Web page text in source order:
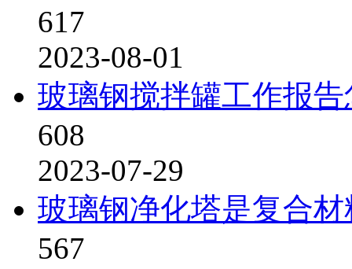
617
2023-08-01
玻璃钢搅拌罐工作报
608
2023-07-29
玻璃钢净化塔是复合材
567